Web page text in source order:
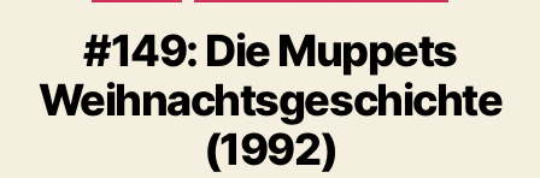
#149: Die Muppets
Weihnachtsgeschichte
(1992)